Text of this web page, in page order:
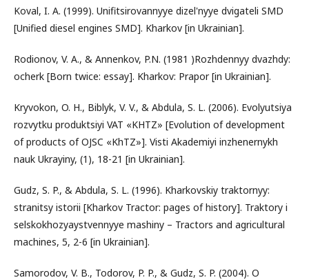
Koval, I. A. (1999). Unifitsirovannyye dizel'nyye dvigateli SMD
[Unified diesel engines SMD]. Kharkov [in Ukrainian].
Rodionov, V. A., & Annenkov, P.N. (1981 )Rozhdennyy dvazhdy:
ocherk [Born twice: essay]. Kharkov: Prapor [in Ukrainian].
Kryvokon, O. H., Biblyk, V. V., & Abdula, S. L. (2006). Evolyutsiya
rozvytku produktsiyi VAT «KHTZ» [Evolution of development
of products of OJSC «KhTZ»]. Visti Akademiyi inzhenernykh
nauk Ukrayiny, (1), 18-21 [in Ukrainian].
Gudz, S. P., & Abdula, S. L. (1996). Kharkovskiy traktornyy:
stranitsy istorii [Kharkov Tractor: pages of history]. Traktory i
selskokhozyaystvennyye mashiny – Tractors and agricultural
machines, 5, 2-6 [in Ukrainian].
Samorodov, V. B., Todorov, P. P., & Gudz, S. P. (2004). O